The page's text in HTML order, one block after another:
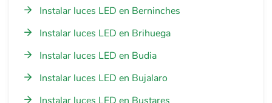
Instalar luces LED en Berninches
Instalar luces LED en Brihuega
Instalar luces LED en Budia
Instalar luces LED en Bujalaro